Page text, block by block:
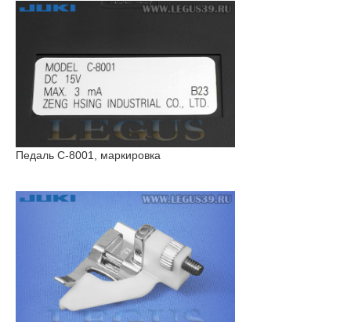
Педаль С-8001, маркировка